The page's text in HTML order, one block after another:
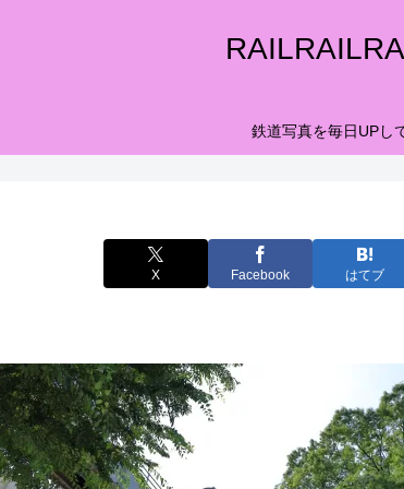
鉄道写真を毎日UPし
X Facebook はてブ